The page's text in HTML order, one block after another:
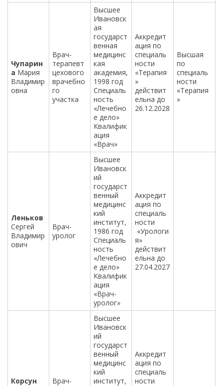
Чупарин
а Мария
Владимир
овна
Врач-
терапевт
цехового
врачебно
го
участка
Высшее
Ивановск
ая
государст
венная
медицинс
кая
академия,
1998 год
Специаль
ность
«Лечебно
е дело»
Квалифик
ация
«Врач»
Аккредит
ация по
специаль
ности
«Терапия
»
действит
ельна до
26.12.2028
Высшая
по
специаль
ности
«Терапия
»
Леньков
Сергей
Владимир
ович
Врач-
уролог
Высшее
Ивановск
ий
государст
венный
медицинс
кий
институт,
1986 год
Специаль
ность
«Лечебно
е дело»
Квалифик
ация
«Врач-
уролог»
Аккредит
ация по
специаль
ности
«Урологи
я»
действит
ельна до
27.04.2027
Корсун
Врач-
Высшее
Ивановск
ий
государст
венный
медицинс
кий
институт,
Аккредит
ация по
специаль
ности